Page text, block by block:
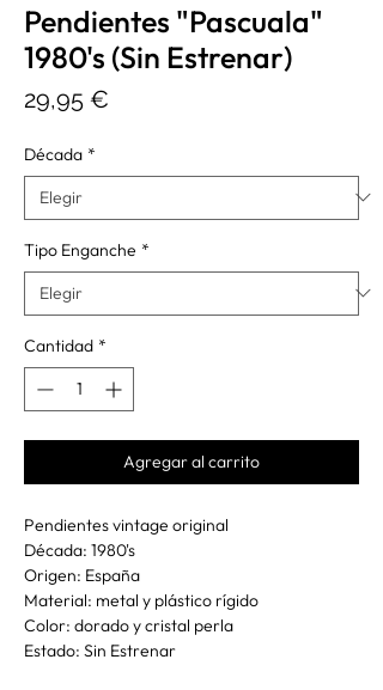
Pendientes "Pascuala"
1980's (Sin Estrenar)
29,95 €
Década *
Tipo Enganche *
Cantidad *
Agregar al carrito
Pendientes vintage original
Década: 1980's
Origen: España
Material: metal y plástico rígido
Color: dorado y cristal perla
Estado: Sin Estrenar